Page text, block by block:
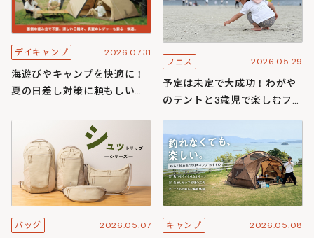
デイキャンプ 2026.07.31
海遊びやキャンプを快適に！
夏の日差し対策に頼もしいワ
ズ
フェス 2026.05.29
予定は未定で大成功！わがや
のテントと3歳児で楽しむフェ
スキャンプ
バッグ 2026.05.07 キャンプ 2026.05.08